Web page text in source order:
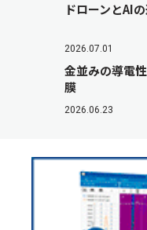
ドローンとAI
2026.07.01
金並みの導電
膜
2026.06.23